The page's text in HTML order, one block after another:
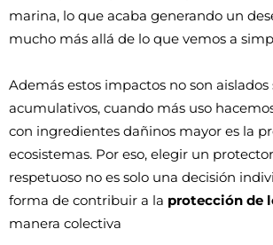
marina, lo que acaba generando un
mucho más allá de lo que vemos a
Además estos impactos no son aislados
acumulativos, cuando más uso
con ingredientes dañinos mayor es la
ecosistemas. Por eso, elegir un
respetuoso no es solo una decisión
forma de contribuir a la protección de
manera colectiva